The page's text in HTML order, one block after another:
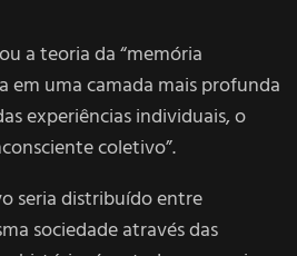
a teoria da “memória
em uma camada mais profunda
experiências individuais, o
coletivo”.
seria distribuído entre
sociedade através das